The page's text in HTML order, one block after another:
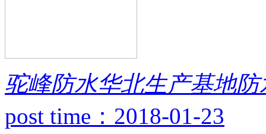
驼峰防水华北生产基地
post time：2018-01-23